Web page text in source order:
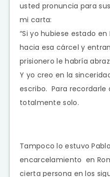
usted pronuncia para
mi carta:
“Si yo hubiese estado
hacia esa cárcel y
prisionero le habría
Y yo creo en la
escribo. Para recordarle
totalmente solo.
Tampoco lo estuvo
encarcelamiento en
cierta persona en los